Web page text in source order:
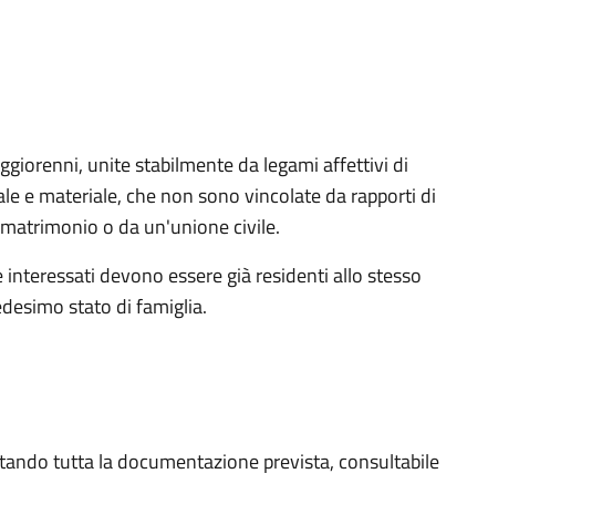
unite stabilmente da legami affettivi di
e materiale, che non sono vincolate da rapporti di
o da un'unione civile.
devono essere già residenti allo stesso
stato di famiglia.
tutta la documentazione prevista, consultabile